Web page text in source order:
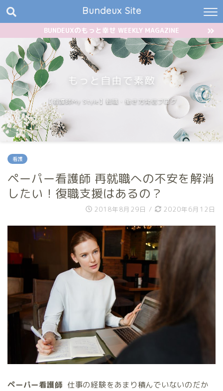
Bundeux Site
BUNDEUXのもっと幸せ WEEKLY MAGAZINE
もっと自由で素敵
【看護師My Style】転職・働き方発信ブログ
看護
ペーパー看護師 再就職への不安を解消
したい！復職支援はあるの？
2018年8月29日 / 2020年6月12日
ペーパー看護師 仕事の経験をあまり積んでいないのだか